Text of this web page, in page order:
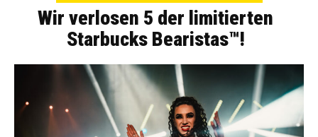
Wir verlosen 5 der limitierten
Starbucks Bearistas™!